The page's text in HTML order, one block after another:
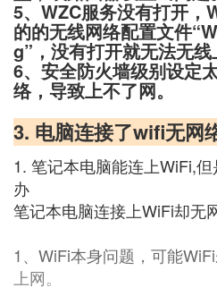
5、WZC服务没有打开，
的的无线网络配置文件
g”，没有打开就无法无线
6、安全防火墙级别设定
络，导致上不了网。
3. 电脑连接了wifi无网
1. 笔记本电脑能连上WiFi,
办
笔记本电脑连接上WiFi却无
1、WiFi本身问题，可能
上网。